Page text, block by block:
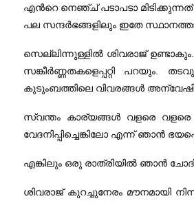
എന്‍റെ നെഞ്ച്‌ പടാപടാ
പല സന്ദര്‍ഭങ്ങളിലും ഇതേ
സെല്ലിന്നുള്ളില്‍ ശിവരാജ്‌
സങ്കീര്‍ണ്ണതകളെപ്പറ്റി പറയും.
കുടുംബത്തിലെ വിവരങ്ങള്‍
സ്വന്തം കാര്യങ്ങള്‍ വളരെ വളരെ
വേദനിപ്പിച്ചെങ്കിലോ എന്ന്‌ ഞാന്‍
എങ്കിലും ഒരു രാത്രിയില്‍ ഞാന്‍
ശിവരാജ്‌ കുറച്ചുനേരം മൗനമായി